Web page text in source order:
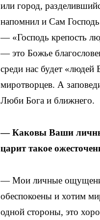
или город,
напомнил и Сам
— «Господь крепость
— это Божье
среди нас будет
миротворцев. А
Люби Бога и ближнего.
— Каковы Ваши
царит такое
— Мои личные
обеспокоены и хотим
одной стороны, это